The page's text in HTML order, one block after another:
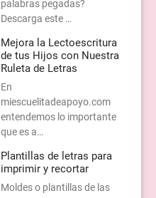
palabras pegadas?
Descarga este …
Mejora la Lectoescritura
de tus Hijos con Nuestra
Ruleta de Letras
En
miescuelitadeapoyo.com
entendemos lo importante
que es a…
Plantillas de letras para
imprimir y recortar
Moldes o plantillas de las